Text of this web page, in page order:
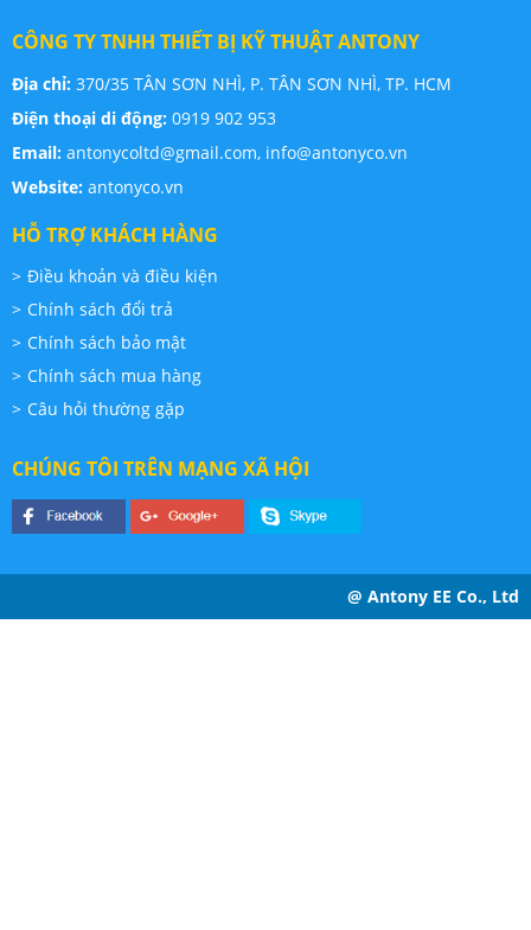
CÔNG TY TNHH THIẾT BỊ KỸ THUẬT ANTONY
Địa chỉ: 370/35 TÂN SƠN NHÌ, P. TÂN SƠN NHÌ, TP. HCM
Điện thoại di động: 0919 902 953
Email: antonycoltd@gmail.com, info@antonyco.vn
Website: antonyco.vn
HỖ TRỢ KHÁCH HÀNG
Điều khoản và điều kiện
Chính sách đổi trả
Chính sách bảo mật
Chính sách mua hàng
Câu hỏi thường gặp
CHÚNG TÔI TRÊN MẠNG XÃ HỘI
@ Antony EE Co., Ltd